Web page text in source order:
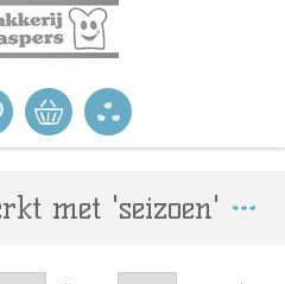
met 'seizoen'